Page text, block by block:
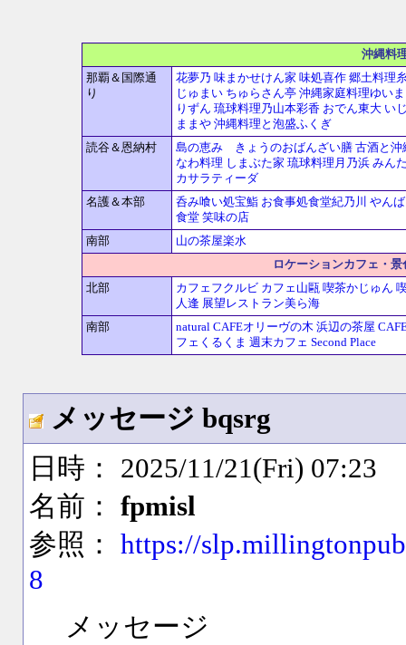
沖縄料
那覇＆国際通
り
花夢乃 味まかせけん家 味処喜作 郷土料理
じゅまい ちゅらさん亭 沖縄家庭料理ゆい
りずん 琉球料理乃山本彩香 おでん東大 い
ままや 沖縄料理と泡盛ふくぎ
読谷＆恩納村
島の恵み きょうのおばんざい膳 古酒と沖
なわ料理 しまぶた家 琉球料理月乃浜 みん
カサラティーダ
名護＆本部
呑み喰い処宝鮨 お食事処食堂紀乃川 やん
食堂 笑味の店
南部
山の茶屋楽水
ロケーションカフェ・
北部
カフェフクルビ カフェ山甌 喫茶かじゅん
人逢 展望レストラン美ら海
南部
natural CAFEオリーヴの木 浜辺の茶屋
フェくるくま 週末カフェ Second Place
メッセージ bqsrg
日時： 2025/11/21(Fri) 07:23
名前：fpmisl
参照：https://
8
メッセージ